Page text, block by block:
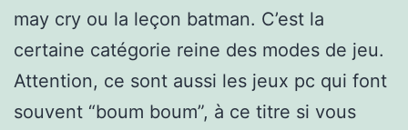
may cry ou la leçon batman. C’est la
certaine catégorie reine des modes de jeu.
Attention, ce sont aussi les jeux pc qui font
souvent “boum boum”, à ce titre si vous